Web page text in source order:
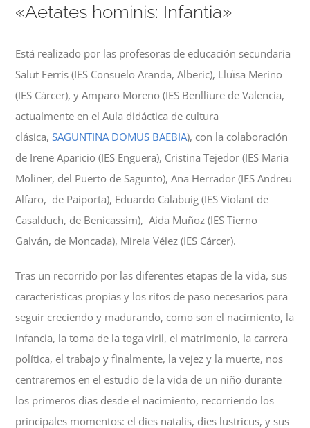
«Aetates hominis: Infantia»
Está realizado por las profesoras de educación secundaria
Salut Ferrís (IES Consuelo Aranda, Alberic), Lluïsa Merino
(IES Càrcer), y Amparo Moreno (IES Benlliure de Valencia,
actualmente en el Aula didáctica de cultura
clásica,SAGUNTINA DOMUS BAEBIA), con la colaboración
de Irene Aparicio (IES Enguera), Cristina Tejedor (IES Maria
Moliner, del Puerto de Sagunto), Ana Herrador (IES Andreu
Alfaro, de Paiporta), Eduardo Calabuig (IES Violant de
Casalduch, de Benicassim), Aida Muñoz (IES Tierno
Galván, de Moncada), Mireia Vélez (IES Cárcer).
Tras un recorrido por las diferentes etapas de la vida, sus
características propias y los ritos de paso necesarios para
seguir creciendo y madurando, como son el nacimiento, la
infancia, la toma de la toga viril, el matrimonio, la carrera
política, el trabajo y finalmente, la vejez y la muerte, nos
centraremos en el estudio de la vida de un niño durante
los primeros días desde el nacimiento, recorriendo los
principales momentos: el dies natalis, dies lustricus, y sus